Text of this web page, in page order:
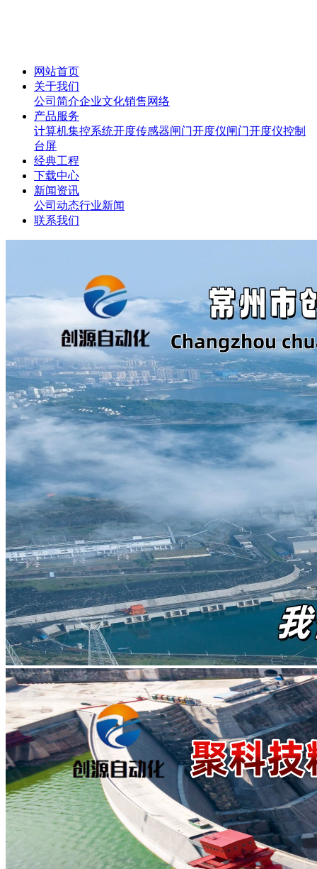
网站首页
关于我们
公司简介企业文化销售网络
产品服务
计算机集控系统开度传感器闸门开度仪闸门开度仪控制
台屏
经典工程
下载中心
新闻资讯
公司动态行业新闻
联系我们